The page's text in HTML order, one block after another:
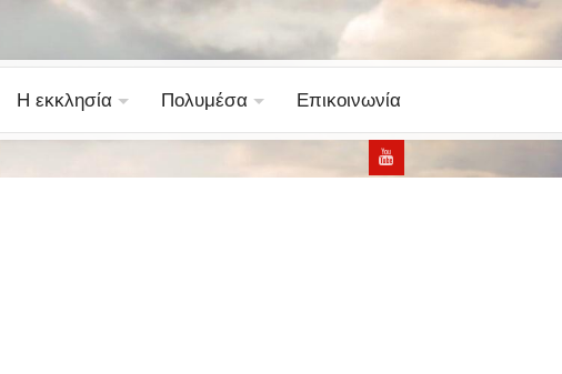
Η εκκλησία Πολυμέσα Επικοινωνία